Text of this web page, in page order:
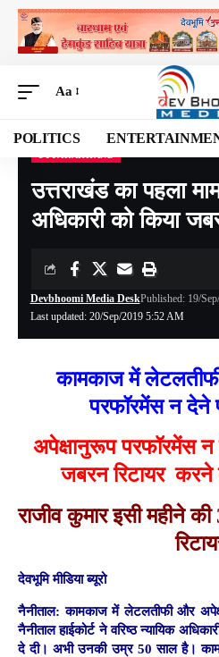
Aa
POLITICS
Devbhoomi Media >Blog >NATIONAL>
उत्तराखंड का पहला
अधिकारी को किया
Last updated: 20/Sep/2019 5:52 AM
Devbhoomi Media DeskPublished: 19/
कामकाज में
परफॉरमेंस न देने
अपेक्षानुरूप परफॉरमेंस
जबरन रिटायर करने
राजीव कुमार इसी महीने
देवभूमि मीडिया ब्यूरो
नैनीताल: कामकाज में लेटलतीफी और
नैनीताल हाईकोर्ट ने वरिष्ठ न्यायिक
दे दी। अभी उनकी उम्र 50 साल है।